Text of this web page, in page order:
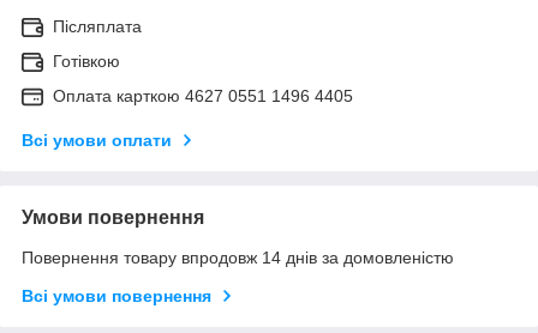
Післяплата
Готівкою
Оплата карткою 4627 0551 1496 4405
Всі умови оплати
Умови повернення
Повернення товару впродовж 14 днів за домовленістю
Всі умови повернення